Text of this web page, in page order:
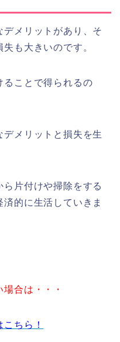
デメリットがあり、そ
も大きいのです。
ることで得られるの
メリットと損失を生
片付けや掃除をする
的に生活していきま
合は・・・
ちら！